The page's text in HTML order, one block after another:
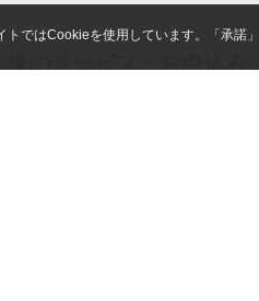
トではCookieを使用しています。「承諾